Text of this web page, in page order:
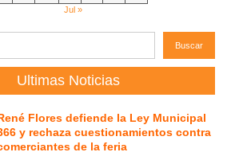
Jul »
Buscar
Ultimas Noticias
Flores defiende la Ley Municipal
y rechaza cuestionamientos contra
de la feria